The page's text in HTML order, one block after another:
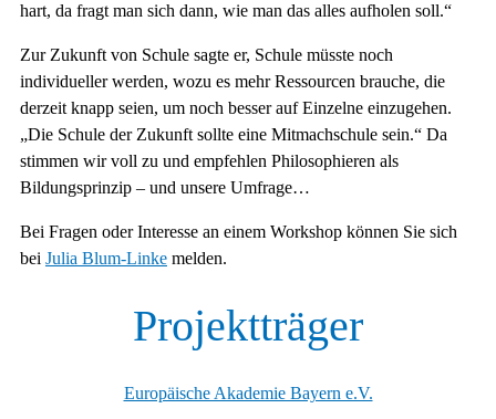
hart, da fragt man sich dann, wie man das alles aufholen soll.“
Zur Zukunft von Schule sagte er, Schule müsste noch
individueller werden, wozu es mehr Ressourcen brauche, die
derzeit knapp seien, um noch besser auf Einzelne einzugehen.
„Die Schule der Zukunft sollte eine Mitmachschule sein.“ Da
stimmen wir voll zu und empfehlen Philosophieren als
Bildungsprinzip – und unsere Umfrage…
Bei Fragen oder Interesse an einem Workshop können Sie sich
bei Julia Blum-Linke melden.
Projektträger
Europäische Akademie Bayern e.V.